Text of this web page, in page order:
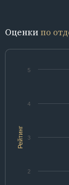
Оценки по
Рейтинг
2
3
4
5